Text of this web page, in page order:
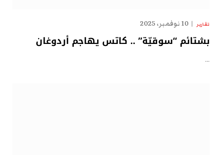
تقارير 10 نوفمبر، 2025
بشتائم “سوقيّة” .. كاتس يهاجم أردوغان
…